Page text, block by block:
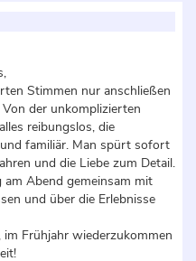
Stimmen nur anschließen
der unkomplizierten
reibungslos, die
familiär. Man spürt sofort
und die Liebe zum Detail.
am Abend gemeinsam mit
und über die Erlebnisse
Frühjahr wiederzukommen